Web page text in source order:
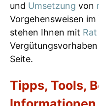
und Umsetzung von
Vorgehensweisen
stehen Ihnen mit
Seite.
Tipps, Tools,